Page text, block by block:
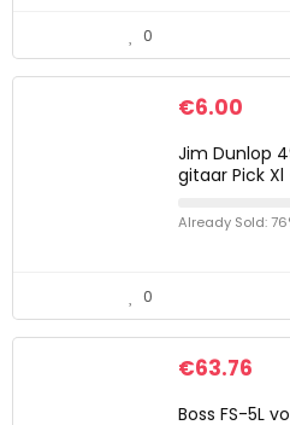
0
€6.00
Jim Dunlop
gitaar Pick Xl
Already Sold:
0
€63.76
Boss FS-5L